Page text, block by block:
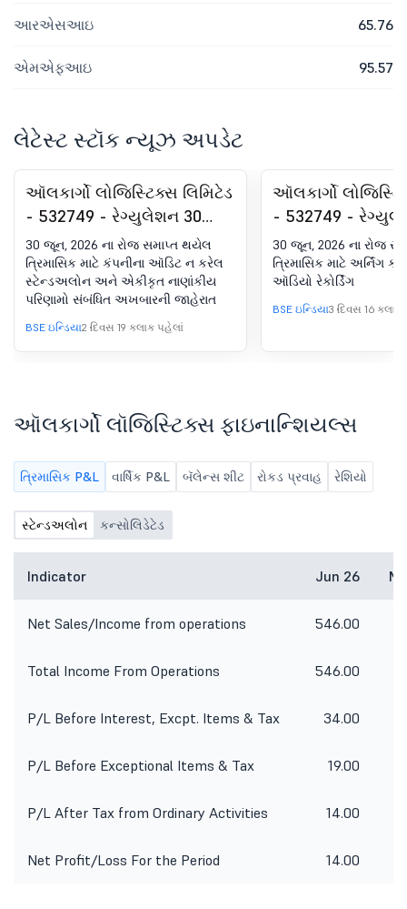
આરએસઆઇ 65.76
એમએફઆઇ 95.57
લેટેસ્ટ સ્ટૉક ન્યૂઝ અપડેટ
ઑલકાર્ગો લોજિસ્ટિક્સ લિમિટેડ
- 532749 - રેગ્યુલેશન 30
(LODR) હેઠળ જાહેરાત -
ન્યૂઝપેપર પબ્લિકેશન
30 જૂન, 2026 ના રોજ સમાપ્ત થયેલ
ત્રિમાસિક માટે કંપનીના ઑડિટ ન કરેલ
સ્ટેન્ડઅલોન અને એકીકૃત નાણાંકીય
પરિણામો સંબંધિત અખબારની જાહેરાત
BSE ઇન્ડિયા2 દિવસ 19 કલાક પહેલાં
ઑલકાર્ગો
- 532749 -
30(LODR) હેઠળ
એનાલિસ્ટ/
પરિણામ
30 જૂન, 2026 ના રોજ
ત્રિમાસિક માટે અર્નિંગ
ઑડિયો રેકોર્ડિંગ
BSE ઇન્ડિયા3 દિવસ 16 કલાક
ઑલકાર્ગો લૉજિસ્ટિક્સ ફાઇનાન્શિયલ્સ
ત્રિમાસિક P&L વાર્ષિક P&L બૅલેન્સ શીટ રોકડ પ્રવાહ રેશિયો
સ્ટેન્ડઅલોન કન્સોલિડેટેડ
Indicator Jun 26
Net Sales/Income from operations 546.00
Total Income From Operations 546.00
P/L Before Interest, Excpt. Items & Tax 34.00
P/L Before Exceptional Items & Tax 19.00
P/L After Tax from Ordinary Activities 14.00
Net Profit/Loss For the Period 14.00